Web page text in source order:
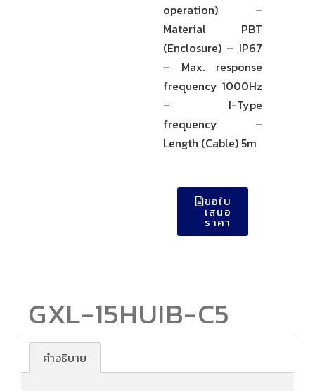
operation) –
Material PBT
(Enclosure) – IP67
– Max. response
frequency 1000Hz
– I-Type
frequency –
Length (Cable) 5m
ขอใบ
เสนอ
ราคา
GXL-15HUIB-C5
คำอธิบาย